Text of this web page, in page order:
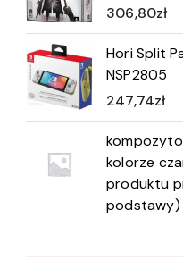
306,80zł
Hori Split
NSP2805
247,74zł
kolorze
produktu
podstawy)